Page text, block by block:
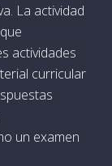
La actividad
actividades
curricular
un examen